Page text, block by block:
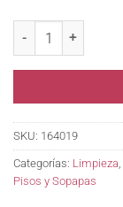
SKU: 164019
Categorías: Limpieza,
Pisos y Sopapas